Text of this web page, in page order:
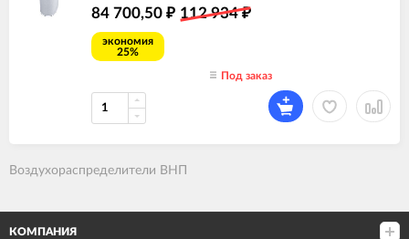
84 700,50 ₽ 112 934₽
экономия
25%
Под заказ
Воздухораспределители ВНП
КОМПАНИЯ